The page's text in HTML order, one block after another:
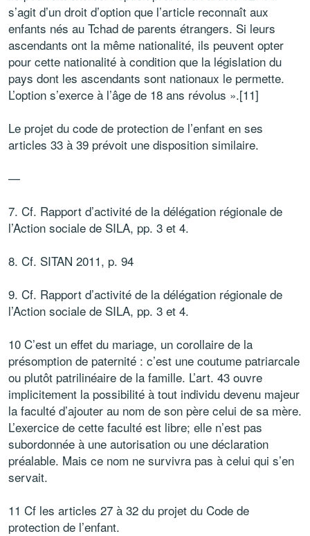
s’agit d’un droit d’option que l’article reconnaît aux
enfants nés au Tchad de parents étrangers. Si leurs
ascendants ont la même nationalité, ils peuvent opter
pour cette nationalité à condition que la législation du
pays dont les ascendants sont nationaux le permette.
L’option s’exerce à l’âge de 18 ans révolus ».[11]
Le projet du code de protection de l’enfant en ses
articles 33 à 39 prévoit une disposition similaire.
—
7. Cf. Rapport d’activité de la délégation régionale de
l’Action sociale de SILA, pp. 3 et 4.
8. Cf. SITAN 2011, p. 94
9. Cf. Rapport d’activité de la délégation régionale de
l’Action sociale de SILA, pp. 3 et 4.
10 C’est un effet du mariage, un corollaire de la
présomption de paternité : c’est une coutume patriarcale
ou plutôt patrilinéaire de la famille. L’art. 43 ouvre
implicitement la possibilité à tout individu devenu majeur
la faculté d’ajouter au nom de son père celui de sa mère.
L’exercice de cette faculté est libre; elle n’est pas
subordonnée à une autorisation ou une déclaration
préalable. Mais ce nom ne survivra pas à celui qui s’en
servait.
11 Cf les articles 27 à 32 du projet du Code de
protection de l’enfant.